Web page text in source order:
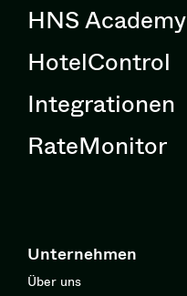
HNS Academy
HotelControl
Integrationen
RateMonitor
Unternehmen
Über uns